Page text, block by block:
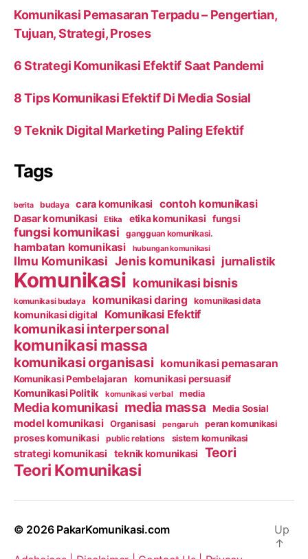
Komunikasi Pemasaran Terpadu – Pengertian,
Tujuan, Strategi, Proses
6 Strategi Komunikasi Efektif Saat Pandemi
8 Tips Komunikasi Efektif Di Media Sosial
9 Teknik Digital Marketing Paling Efektif
Tags
berita budaya cara komunikasi contoh komunikasi
Dasar komunikasi Etika etika komunikasi fungsi
fungsi komunikasi gangguan komunikasi.
hambatan komunikasi hubungan komunikasi
Ilmu Komunikasi Jenis komunikasi jurnalistik
Komunikasi komunikasi bisnis
komunikasi budaya komunikasi daring komunikasi data
komunikasi digital Komunikasi Efektif
komunikasi interpersonal
komunikasi massa
komunikasi organisasi komunikasi pemasaran
Komunikasi Pembelajaran komunikasi persuasif
Komunikasi Politik komunikasi verbal media
Media komunikasi media massa Media Sosial
model komunikasi Organisasi pengaruh peran komunikasi
proses komunikasi public relations sistem komunikasi
strategi komunikasi teknik komunikasi Teori
Teori Komunikasi
© 2026 PakarKomunikasi.com
Up
↑